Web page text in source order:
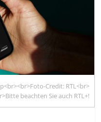
Credit: RTL<br>
beachten Sie auch RTL+!